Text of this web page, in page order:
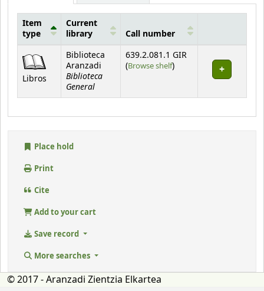
Holdings
Item
type
Current
library
Call number
Libros
Biblioteca
Aranzadi
Biblioteca
General
639.2.081.1 GIR
(Browse shelf(Opens below)
)
Place hold
Print
Cite
Add to your cart
Save record
More searches
© 2017 - Aranzadi Zientzia Elkartea